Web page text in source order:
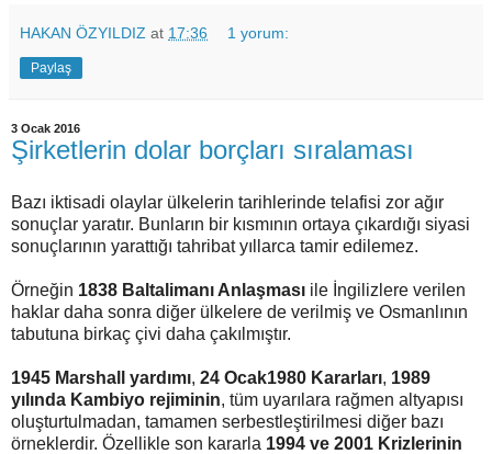
HAKAN ÖZYILDIZ at 17:36 1 yorum:
Paylaş
3 Ocak 2016
Şirketlerin dolar borçları sıralaması
Bazı iktisadi olaylar ülkelerin tarihlerinde telafisi zor ağır
sonuçlar yaratır. Bunların bir kısmının ortaya çıkardığı siyasi
sonuçlarının yarattığı tahribat yıllarca tamir edilemez.
Örneğin 1838 Baltalimanı Anlaşması ile İngilizlere verilen
haklar daha sonra diğer ülkelere de verilmiş ve Osmanlının
tabutuna birkaç çivi daha çakılmıştır.
1945 Marshall yardımı, 24 Ocak1980 Kararları, 1989
yılında Kambiyo rejiminin, tüm uyarılara rağmen altyapısı
oluşturtulmadan, tamamen serbestleştirilmesi diğer bazı
örneklerdir. Özellikle son kararla 1994 ve 2001 Krizlerinin